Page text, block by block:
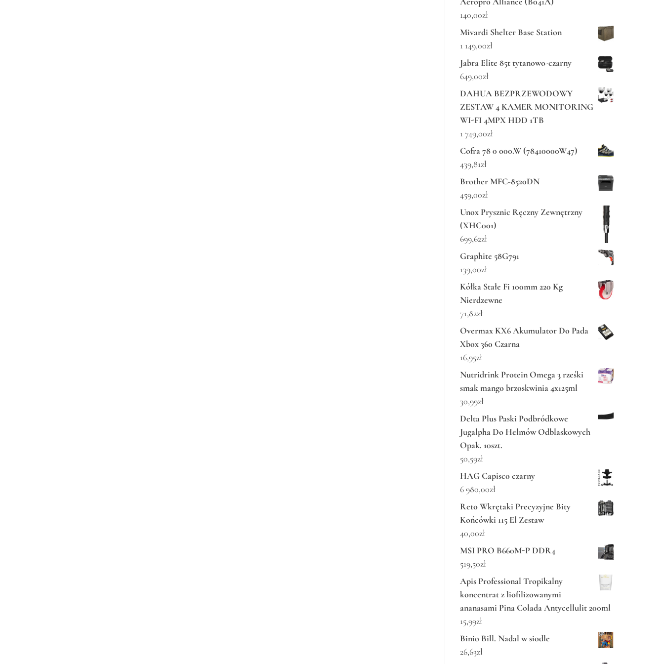
140,00zł
Mivardi Shelter Base Station
1 149,00zł
Jabra Elite 85t tytanowo-czarny
649,00zł
DAHUA BEZPRZEWODOWY
ZESTAW 4 KAMER MONITORING
WI-FI 4MPX HDD 1TB
1 749,00zł
Cofra 78 0 000.W (78410000W47)
439,81zł
Brother MFC-8520DN
459,00zł
Unox Prysznic Ręczny Zewnętrzny
(XHC001)
699,62zł
Graphite 58G791
139,00zł
Kółka Stałe Fi 100mm 220 Kg
Nierdzewne
71,82zł
Overmax KX6 Akumulator Do Pada
Xbox 360 Czarna
16,95zł
Nutridrink Protein Omega 3 rześki
smak mango brzoskwinia 4x125ml
30,99zł
Delta Plus Paski Podbródkowe
Jugalpha Do Hełmów Odblaskowych
Opak. 10szt.
50,59zł
HAG Capisco czarny
6 980,00zł
Reto Wkrętaki Precyzyjne Bity
Końcówki 115 El Zestaw
40,00zł
MSI PRO B660M-P DDR4
519,50zł
Apis Professional Tropikalny
koncentrat z liofilizowanymi
ananasami Pina Colada Antycellulit 200ml
15,99zł
Binio Bill. Nadal w siodle
26,63zł